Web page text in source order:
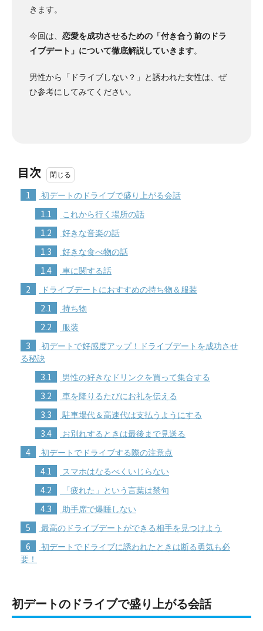
きます。
今回は、 恋愛を成功させるための「付き合う前のドラ
イブデート」について徹底解説していきます。
男性から「ドライブしない？」と誘われた女性は、ぜ
ひ参考にしてみてください。
目次
1 初デートのドライブで盛り上がる会話
1.1 これから行く場所の話
1.2 好きな音楽の話
1.3 好きな食べ物の話
1.4 車に関する話
2 ドライブデートにおすすめの持ち物＆服装
2.1 持ち物
2.2 服装
3
初デートで好感度アップ！ドライブデートを成功させ
る秘訣
3.1 男性の好きなドリンクを買って集合する
3.2 車を降りるたびにお礼を伝える
3.3 駐車場代＆高速代は支払うようにする
3.4 お別れするときは最後まで見送る
4 初デートでドライブする際の注意点
4.1 スマホはなるべくいじらない
4.2 「疲れた」という言葉は禁句
4.3 助手席で爆睡しない
5 最高のドライブデートができる相手を見つけよう
6
初デートでドライブに誘われたときは断る勇気も必
要！
初デートのドライブで盛り上がる会話